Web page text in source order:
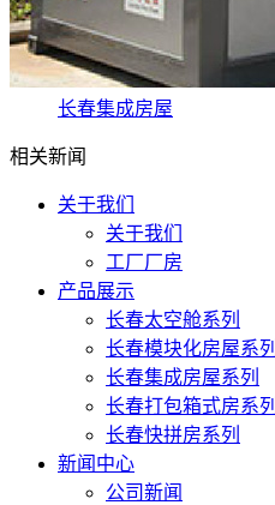
长春集成房屋
相关新闻
关于我们
关于我们
工厂厂房
产品展示
长春太空舱系列
长春模块化房屋系列
长春集成房屋系列
长春打包箱式房系列
长春快拼房系列
新闻中心
公司新闻